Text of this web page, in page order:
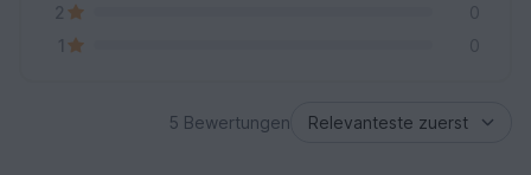
2
0
1
0
5 Bewertungen